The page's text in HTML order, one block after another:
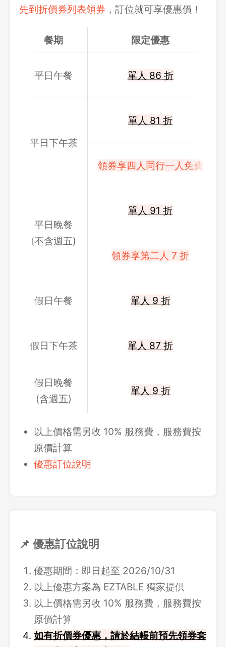
先到折價券列表領券 ，訂位就可享優惠價！
餐期 限定優惠
平日午餐 單人 86 折
平日下午茶
單人 81 折
領券享四人同行一人免費
平日晚餐
(不含週五)
單人 91 折
領券享第二人 7 折
假日午餐 單人 9 折
假日下午茶 單人 87 折
假日晚餐
(含週五)
單人 9 折
以上價格需另收 10% 服務費，服務費按
原價計算
優惠訂位說明
📌 優惠訂位說明
優惠期間：即日起至 2026/10/31
以上優惠方案為 EZTABLE 獨家提供
以上價格需另收 10% 服務費，服務費按
原價計算
如有折價券優惠，請於結帳前預先領券套